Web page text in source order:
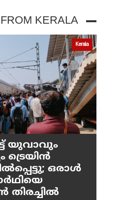
KERALA
Kerala
യുവാവും
ട്രെയിൻ
ഒരാൾ
തിരച്ചിൽ